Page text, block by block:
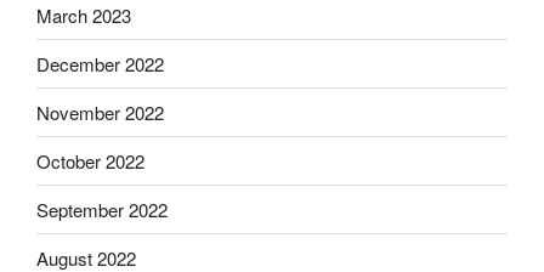
March 2023
December 2022
November 2022
October 2022
September 2022
August 2022